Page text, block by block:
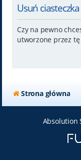
Usuń
Czy na pewno
utworzone przez
Strona główna
Absolution